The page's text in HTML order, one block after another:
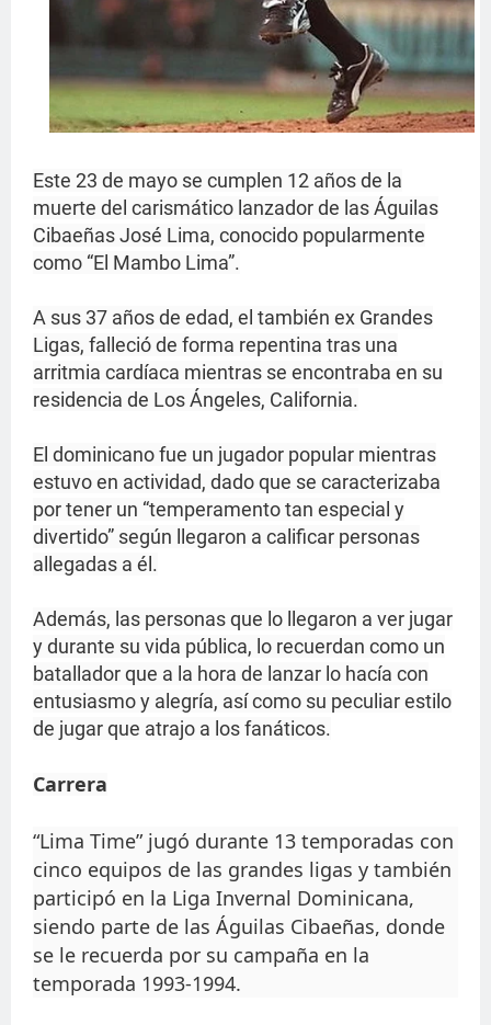
Este 23 de mayo se cumplen 12 años de la
muerte del carismático lanzador de las Águilas
Cibaeñas José Lima, conocido popularmente
como “El Mambo Lima”.
A sus 37 años de edad, el también ex Grandes
Ligas, falleció de forma repentina tras una
arritmia cardíaca mientras se encontraba en su
residencia de Los Ángeles, California.
El dominicano fue un jugador popular mientras
estuvo en actividad, dado que se caracterizaba
por tener un “temperamento tan especial y
divertido” según llegaron a calificar personas
allegadas a él.
Además, las personas que lo llegaron a ver jugar
y durante su vida pública, lo recuerdan como un
batallador que a la hora de lanzar lo hacía con
entusiasmo y alegría, así como su peculiar estilo
de jugar que atrajo a los fanáticos.
Carrera
“Lima Time” jugó durante 13 temporadas con
cinco equipos de las grandes ligas y también
participó en la Liga Invernal Dominicana,
siendo parte de las Águilas Cibaeñas, donde
se le recuerda por su campaña en la
temporada 1993-1994.